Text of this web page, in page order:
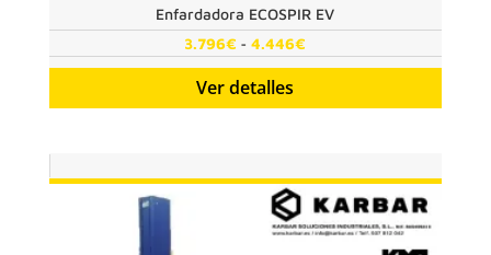
Enfardadora ECOSPIR EV
3.796€ - 4.446€
de
4.446€
Ver detalles